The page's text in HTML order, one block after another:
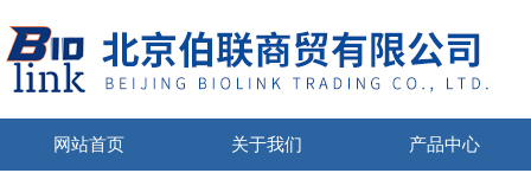
网站首页 关于我们 产品中心